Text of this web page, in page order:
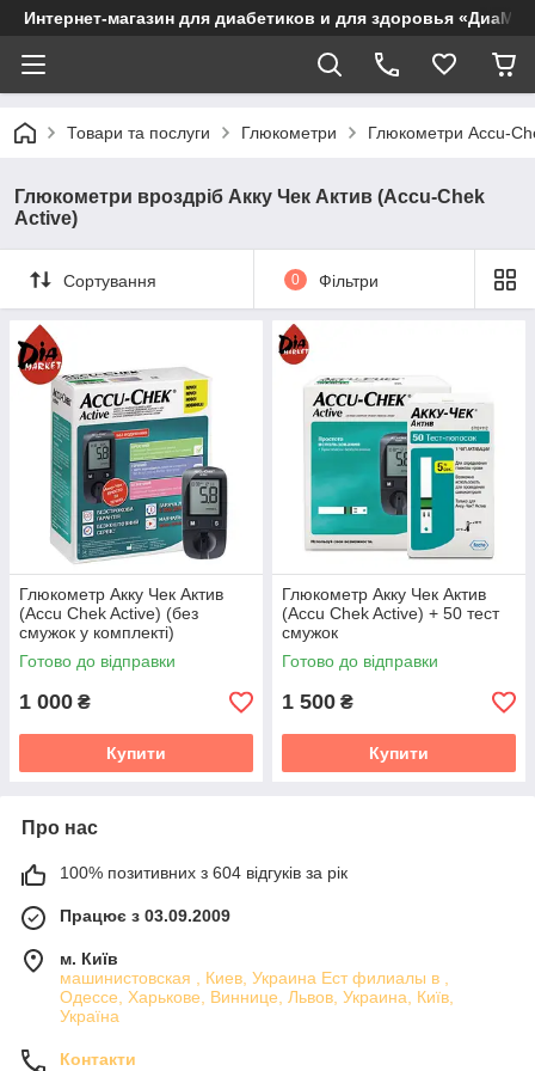
Интернет-магазин для диабетиков и для здоровья
Товари та послуги Глюкометри Глюкометри Accu-
Глюкометри вроздріб Акку Чек Актив (Accu-Chek
Active)
Сортування 0 Фільтри
Глюкометр Акку Чек Актив
(Accu Chek Active) (без
смужок у комплекті)
Готово до відправки
1 000 ₴
Купити
Глюкометр Акку Чек Актив
(Accu Chek Active) + 50 тест
смужок
Готово до відправки
1 500 ₴
Купити
Про нас
100% позитивних з 604 відгуків за рік
Працює з 03.09.2009
м. Київ
машинистовская , Киев, Украина Ест филиалы в ,
Одессе, Харькове, Виннице, Львов, Украина, Київ,
Україна
Контакти